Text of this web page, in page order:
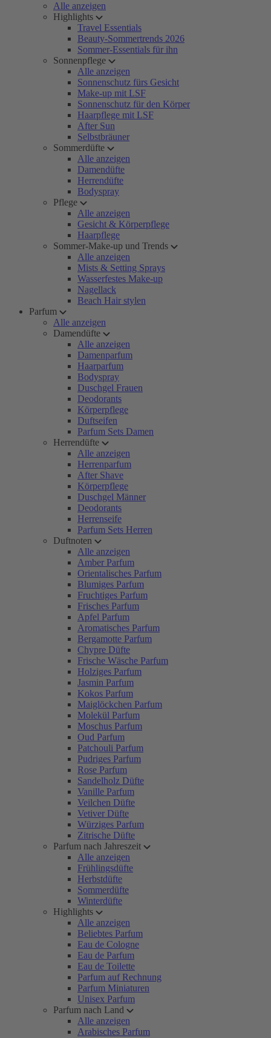
Alle anzeigen
Highlights
Travel Essentials
Beauty-Sommertrends 2026
Sommer-Essentials für ihn
Sonnenpflege
Alle anzeigen
Sonnenschutz fürs Gesicht
Make-up mit LSF
Sonnenschutz für den Körper
Haarpflege mit LSF
After Sun
Selbstbräuner
Sommerdüfte
Alle anzeigen
Damendüfte
Herrendüfte
Bodyspray
Pflege
Alle anzeigen
Gesicht & Körperpflege
Haarpflege
Sommer-Make-up und Trends
Alle anzeigen
Mists & Setting Sprays
Wasserfestes Make-up
Nagellack
Beach Hair stylen
Parfum
Alle anzeigen
Damendüfte
Alle anzeigen
Damenparfum
Haarparfum
Bodyspray
Duschgel Frauen
Deodorants
Körperpflege
Duftseifen
Parfum Sets Damen
Herrendüfte
Alle anzeigen
Herrenparfum
After Shave
Körperpflege
Duschgel Männer
Deodorants
Herrenseife
Parfum Sets Herren
Duftnoten
Alle anzeigen
Amber Parfum
Orientalisches Parfum
Blumiges Parfum
Fruchtiges Parfum
Frisches Parfum
Apfel Parfum
Aromatisches Parfum
Bergamotte Parfum
Chypre Düfte
Frische Wäsche Parfum
Holziges Parfum
Jasmin Parfum
Kokos Parfum
Maiglöckchen Parfum
Molekül Parfum
Moschus Parfum
Oud Parfum
Patchouli Parfum
Pudriges Parfum
Rose Parfum
Sandelholz Düfte
Vanille Parfum
Veilchen Düfte
Vetiver Düfte
Würziges Parfum
Zitrische Düfte
Parfum nach Jahreszeit
Alle anzeigen
Frühlingsdüfte
Herbstdüfte
Sommerdüfte
Winterdüfte
Highlights
Alle anzeigen
Beliebtes Parfum
Eau de Cologne
Eau de Parfum
Eau de Toilette
Parfum auf Rechnung
Parfum Miniaturen
Unisex Parfum
Parfum nach Land
Alle anzeigen
Arabisches Parfum